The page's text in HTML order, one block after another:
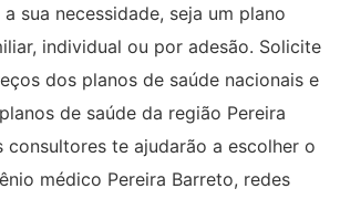
sua necessidade, seja um plano
individual ou por adesão. Solicite
dos planos de saúde nacionais e
de saúde da região Pereira
consultores te ajudarão a escolher o
médico Pereira Barreto, redes